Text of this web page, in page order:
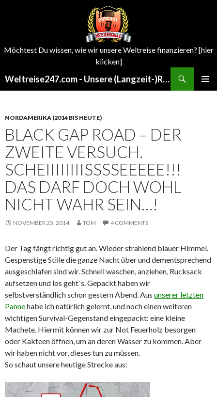
Möchtest Du wissen, wie wir unsere Weltreise finanzieren? [hier
klicken]
Weltreise247.com - Unsere (Langzeit-)Reisen um die Welt
NORDAMERIKA (2014 BIS HEUTE)
BLACK GAP ROAD – DER
ZWEITE VERSUCH.
SCHEIIIIIIIISSSSEEEEE!!!
DAS DARF DOCH WOHL
NICHT WAHR SEIN…!
NOVEMBER 25, 2014 TOM 4 COMMENTS
Der Tag fängt richtig gut an. Wieder strahlend blauer Himmel.
Gespenstige Stille die ganze Nacht über und dementsprechend
ausgeschlafen sind wir. Schnell waschen, anziehen, Rucksack
aufsetzen und los geht´s. Gepackt haben wir
selbstverständlich schon gestern Abend. Aus unserer letzten
Pannehabe ich natürlich gelernt, und noch einen weiteren
wichtigen Survival-Gegenstand eingepackt: eine kleine
Machete. Hiermit können wir zur Not Feuerholz besorgen
oder Kakteen öffnen, um an deren Wasser zu kommen. Aber
wir haben nicht vor, dieses tun zu müssen.
So schaut unsere heutige Strecke aus: